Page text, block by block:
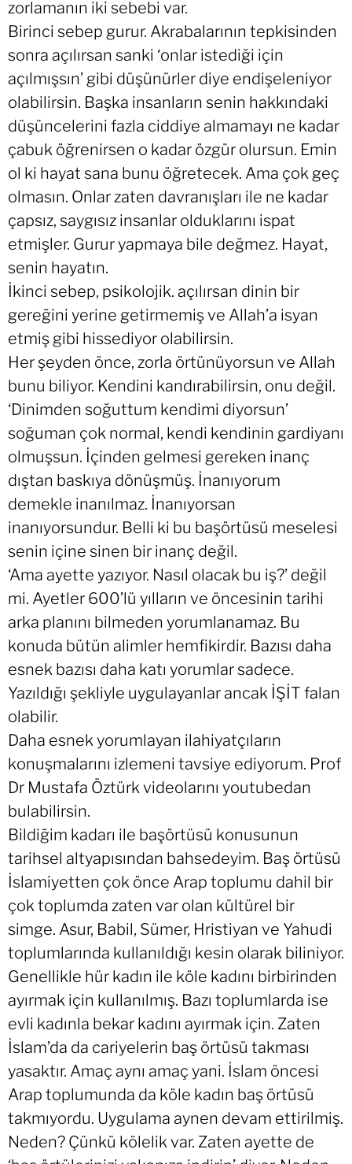
zorlamanın iki sebebi var.
Birinci sebep gurur. Akrabalarının tepkisinden
sonra açılırsan sanki ‘onlar istediği için
açılmışsın’ gibi düşünürler diye endişeleniyor
olabilirsin. Başka insanların senin hakkındaki
düşüncelerini fazla ciddiye almamayı ne kadar
çabuk öğrenirsen o kadar özgür olursun. Emin
ol ki hayat sana bunu öğretecek. Ama çok geç
olmasın. Onlar zaten davranışları ile ne kadar
çapsız, saygısız insanlar olduklarını ispat
etmişler. Gurur yapmaya bile değmez. Hayat,
senin hayatın.
İkinci sebep, psikolojik. açılırsan dinin bir
gereğini yerine getirmemiş ve Allah’a isyan
etmiş gibi hissediyor olabilirsin.
Her şeyden önce, zorla örtünüyorsun ve Allah
bunu biliyor. Kendini kandırabilirsin, onu değil.
‘Dinimden soğuttum kendimi diyorsun’
soğuman çok normal, kendi kendinin gardiyanı
olmuşsun. İçinden gelmesi gereken inanç
dıştan baskıya dönüşmüş. İnanıyorum
demekle inanılmaz. İnanıyorsan
inanıyorsundur. Belli ki bu başörtüsü meselesi
senin içine sinen bir inanç değil.
‘Ama ayette yazıyor. Nasıl olacak bu iş?’ değil
mi. Ayetler 600’lü yılların ve öncesinin tarihi
arka planını bilmeden yorumlanamaz. Bu
konuda bütün alimler hemfikirdir. Bazısı daha
esnek bazısı daha katı yorumlar sadece.
Yazıldığı şekliyle uygulayanlar ancak İŞİT falan
olabilir.
Daha esnek yorumlayan ilahiyatçıların
konuşmalarını izlemeni tavsiye ediyorum. Prof
Dr Mustafa Öztürk videolarını youtubedan
bulabilirsin.
Bildiğim kadarı ile başörtüsü konusunun
tarihsel altyapısından bahsedeyim. Baş örtüsü
İslamiyetten çok önce Arap toplumu dahil bir
çok toplumda zaten var olan kültürel bir
simge. Asur, Babil, Sümer, Hristiyan ve Yahudi
toplumlarında kullanıldığı kesin olarak biliniyor.
Genellikle hür kadın ile köle kadını birbirinden
ayırmak için kullanılmış. Bazı toplumlarda ise
evli kadınla bekar kadını ayırmak için. Zaten
İslam’da da cariyelerin baş örtüsü takması
yasaktır. Amaç aynı amaç yani. İslam öncesi
Arap toplumunda da köle kadın baş örtüsü
takmıyordu. Uygulama aynen devam ettirilmiş.
Neden? Çünkü kölelik var. Zaten ayette de